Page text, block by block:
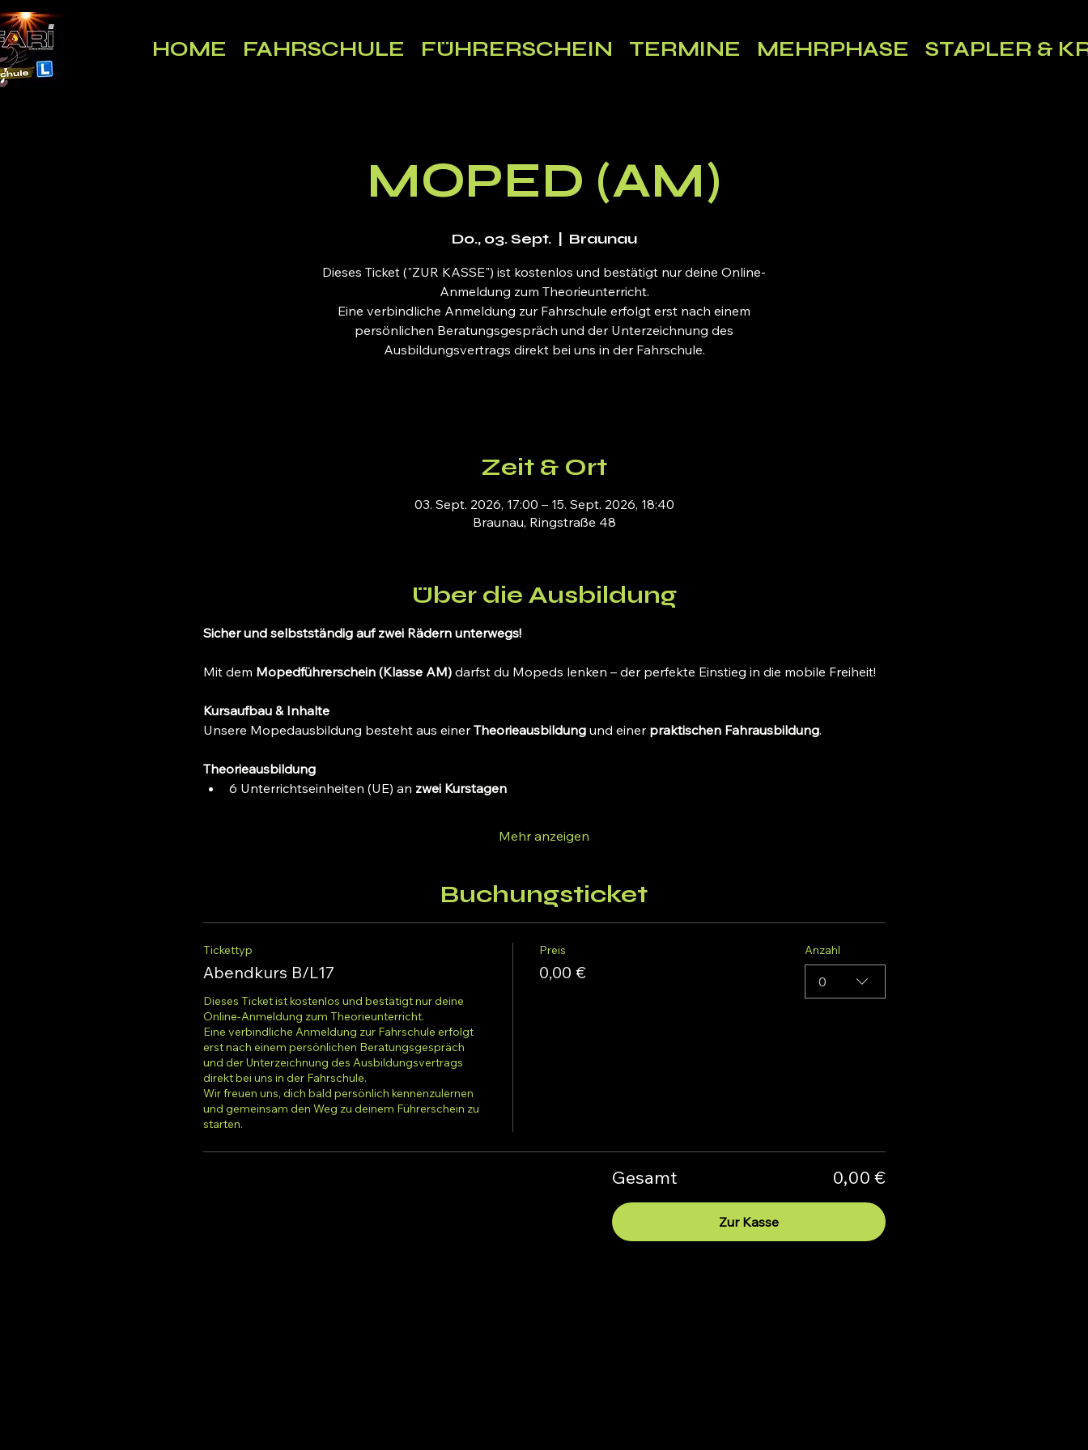
HOME FAHRSCHULE FÜHRERSCHEIN TERMINE MEHRPHASE STAPLER &
MOPED (AM)
Do., 03. Sept.
  |
Braunau
Dieses Ticket ("ZUR KASSE") ist kostenlos und bestätigt nur deine Online-
Anmeldung zum Theorieunterricht.
Eine verbindliche Anmeldung zur Fahrschule erfolgt erst nach einem
persönlichen Beratungsgespräch und der Unterzeichnung des
Ausbildungsvertrags direkt bei uns in der Fahrschule.
Zeit & Ort
03. Sept. 2026, 17:00 – 15. Sept. 2026, 18:40
Braunau, Ringstraße 48
Über die Ausbildung
Sicher und selbstständig auf zwei Rädern unterwegs!
Mit dem Mopedführerschein (Klasse AM) darfst du Mopeds lenken – der perfekte Einstieg in die mobile Freiheit!
Kursaufbau & Inhalte
Unsere Mopedausbildung besteht aus einer Theorieausbildung und einer praktischen Fahrausbildung.
Theorieausbildung
6 Unterrichtseinheiten (UE) an zwei Kurstagen
Mehr anzeigen
Buchungsticket
Tickettyp
Abendkurs B/L17
Dieses Ticket ist kostenlos und bestätigt nur deine
Online-Anmeldung zum Theorieunterricht.
Eine verbindliche Anmeldung zur Fahrschule erfolgt
erst nach einem persönlichen Beratungsgespräch
und der Unterzeichnung des Ausbildungsvertrags
direkt bei uns in der Fahrschule.
Wir freuen uns, dich bald persönlich kennenzulernen
und gemeinsam den Weg zu deinem Führerschein zu
starten.
Preis
0,00 €
Anzahl
0
Gesamt 0,00 €
Zur Kasse